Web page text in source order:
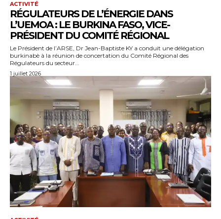
ACTIVITÉ
RÉGULATEURS DE L’ÉNERGIE DANS
L’UEMOA : LE BURKINA FASO, VICE-
PRÉSIDENT DU COMITÉ RÉGIONAL
Le Président de l’ARSE, Dr Jean-Baptiste KY a conduit une délégation
burkinabè à la réunion de concertation du Comité Régional des
Régulateurs du secteur...
1 juillet 2026